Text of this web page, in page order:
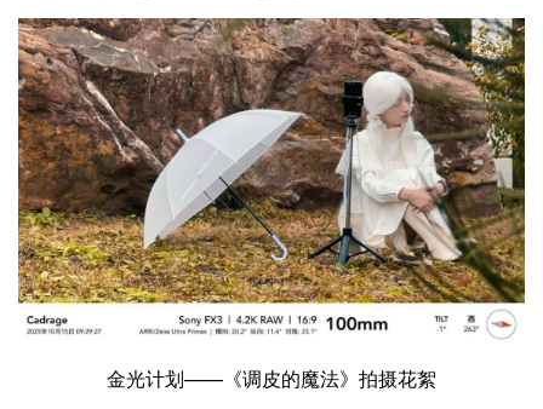
金光计划——《调皮的魔法》拍摄花絮